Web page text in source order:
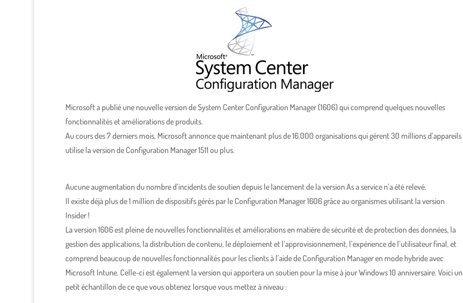
Microsoft a publié une nouvelle version de System Center Configuration Manager (1606) qui comprend quelques nouvelles
fonctionnalités et améliorations de produits.
Au cours des 7 derniers mois, Microsoft annonce que maintenant plus de 16.000 organisations qui gèrent 30 millions d’appareils
utilise la version de Configuration Manager 1511 ou plus.
Aucune augmentation du nombre d’incidents de soutien depuis le lancement de la version As a service n’a été relevé.
Il existe déjà plus de 1 million de dispositifs gérés par le Configuration Manager 1606 grâce au organismes utilisant la version
Insider !
La version 1606 est pleine de nouvelles fonctionnalités et améliorations en matière de sécurité et de protection des données, la
gestion des applications, la distribution de contenu, le déploiement et l’approvisionnement, l’expérience de l’utilisateur final, et
comprend beaucoup de nouvelles fonctionnalités pour les clients à l’aide de Configuration Manager en mode hybride avec
Microsoft Intune. Celle-ci est également la version qui apportera un soutien pour la mise à jour Windows 10 anniversaire. Voici un
petit échantillon de ce que vous obtenez lorsque vous mettez à niveau :